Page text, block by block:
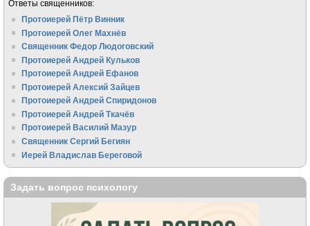
Ответы священников:
Протоиерей Пётр Винник
Протоиерей Олег Махнёв
Священник Федор Людоговский
Протоиерей Андрей Кульков
Протоиерей Андрей Ефанов
Протоиерей Алексий Зайцев
Протоиерей Андрей Спиридонов
Протоиерей Андрей Ткачёв
Протоиерей Василий Мазур
Священник Сергий Бегиян
Иерей Владислав Береговой
Задать вопрос психологу